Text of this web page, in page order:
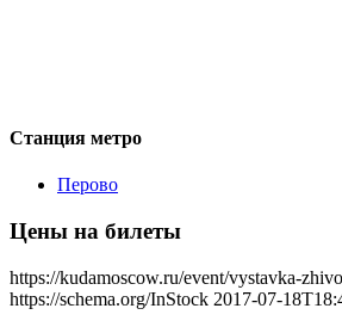
Станция метро
Перово
Цены на билеты
https://kudamoscow.ru/event/vystavka-
https://schema.org/InStock 2017-07-